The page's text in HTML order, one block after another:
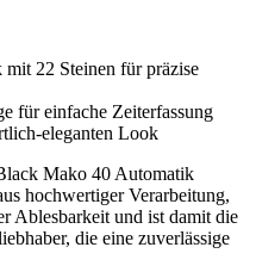
22 Steinen für präzise
für einfache Zeiterfassung
eleganten Look
Mako 40 Automatik
hochwertiger Verarbeitung,
Ablesbarkeit und ist damit die
die eine zuverlässige